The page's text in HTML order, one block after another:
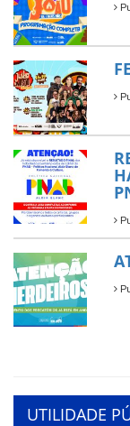
UTILIDADE